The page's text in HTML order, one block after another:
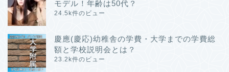
モデル！年齢は50代？
24.5k件のビュー
慶應(慶応)幼稚舎の学費・大学までの学費総
額と学校説明会とは？
23.2k件のビュー